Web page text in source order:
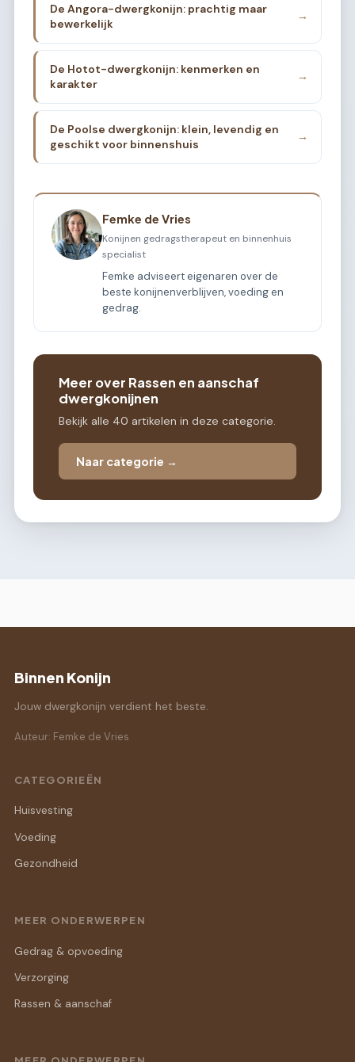
De Angora-dwergkonijn: prachtig maar
bewerkelijk
→
De Hotot-dwergkonijn: kenmerken en
karakter
→
De Poolse dwergkonijn: klein, levendig en
geschikt voor binnenshuis
→
Femke de Vries
Konijnen gedragstherapeut en binnenhuis
specialist
Femke adviseert eigenaren over de
beste konijnenverblijven, voeding en
gedrag.
Meer over Rassen en aanschaf
dwergkonijnen
Bekijk alle 40 artikelen in deze categorie.
Naar categorie →
Binnen Konijn
Jouw dwergkonijn verdient het beste.
Auteur: Femke de Vries
CATEGORIEËN
Huisvesting
Voeding
Gezondheid
MEER ONDERWERPEN
Gedrag & opvoeding
Verzorging
Rassen & aanschaf